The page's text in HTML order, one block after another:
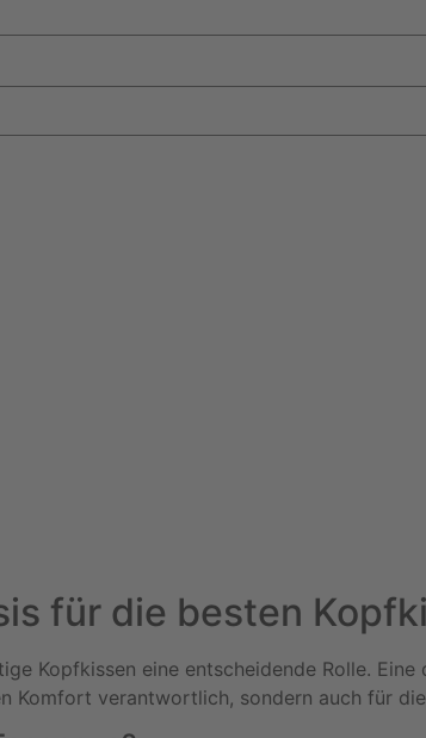
für die besten
Kopfkissen eine entscheidende Rolle.
Komfort verantwortlich, sondern auch für